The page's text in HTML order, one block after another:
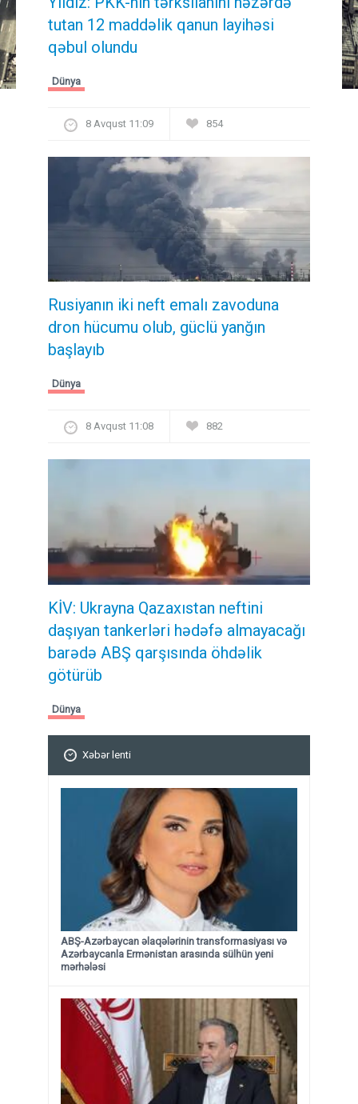
tutan 12 maddəlik qanun layihəsi
qəbul olundu ​​​​​​​
Dünya
8 Avqust 11:09 854
Rusiyanın iki neft emalı zavoduna
dron hücumu olub, güclü yanğın
başlayıb
Dünya
8 Avqust 11:08 882
KİV: Ukrayna Qazaxıstan neftini
daşıyan tankerləri hədəfə almayacağı
barədə ABŞ qarşısında öhdəlik
götürüb
Dünya
Xəbər lenti
ABŞ-Azərbaycan əlaqələrinin transformasiyası və
Azərbaycanla Ermənistan arasında sülhün yeni
mərhələsi